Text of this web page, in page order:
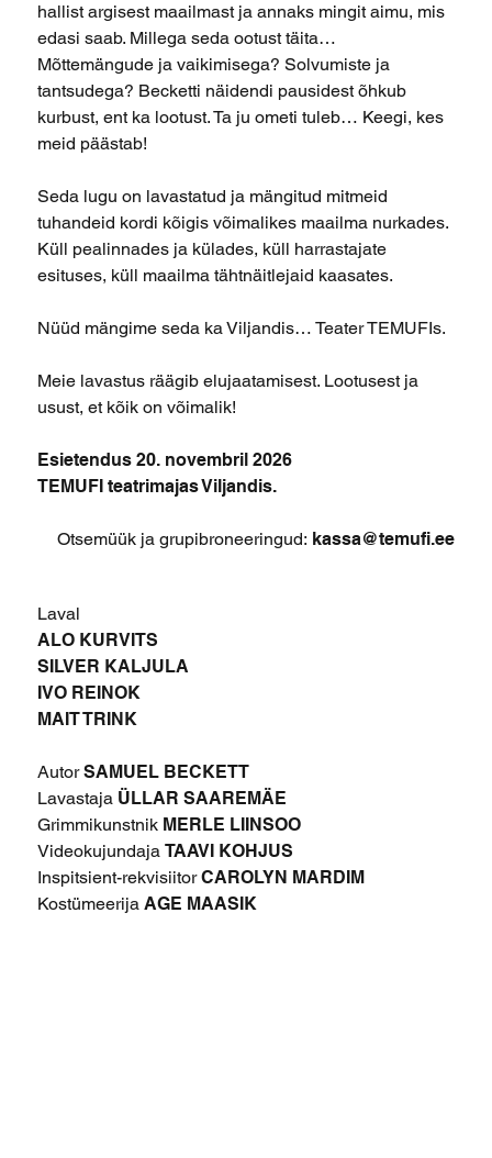
hallist argisest maailmast ja annaks mingit aimu, mis
edasi saab. Millega seda ootust täita…
Mõttemängude ja vaikimisega? Solvumiste ja
tantsudega? Becketti näidendi pausidest õhkub
kurbust, ent ka lootust. Ta ju ometi tuleb… Keegi, kes
meid päästab!
Seda lugu on lavastatud ja mängitud mitmeid
tuhandeid kordi kõigis võimalikes maailma nurkades.
Küll pealinnades ja külades, küll harrastajate
esituses, küll maailma tähtnäitlejaid kaasates.
Nüüd mängime seda ka Viljandis… Teater TEMUFIs.
Meie lavastus räägib elujaatamisest. Lootusest ja
usust, et kõik on võimalik!
Esietendus 20. novembril 2026
TEMUFI teatrimajas Viljandis.
Otsemüük ja grupibroneeringud: kassa@temufi.ee
Laval
ALO KURVITS
SILVER KALJULA
IVO REINOK
MAIT TRINK
AutorSAMUEL BECKETT
Lavastaja ÜLLAR SAAREMÄE
Grimmikunstnik MERLE LIINSOO
VideokujundajaTAAVI KOHJUS
Inspitsient-rekvisiitorCAROLYN MARDIM
KostümeerijaAGE MAASIK